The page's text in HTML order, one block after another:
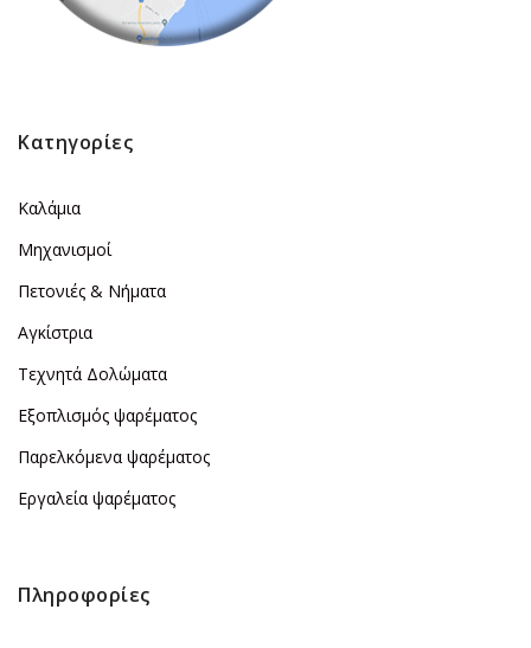
Κατηγορίες
Καλάμια
Μηχανισμοί
Πετονιές & Νήματα
Αγκίστρια
Τεχνητά Δολώματα
Εξοπλισμός ψαρέματος
Παρελκόμενα ψαρέματος
Εργαλεία ψαρέματος
Πληροφορίες